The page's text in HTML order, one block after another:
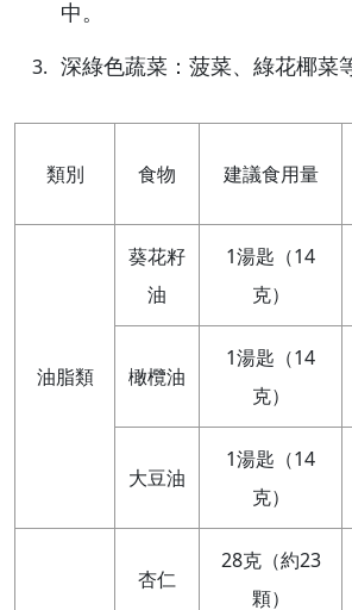
中。
深綠色蔬菜：菠菜、綠花椰菜
類別 食物 建議食用量
油脂類
葵花籽
油
1湯匙（14
克）
橄欖油
1湯匙（14
克）
大豆油
1湯匙（14
克）
杏仁
28克（約23
顆）